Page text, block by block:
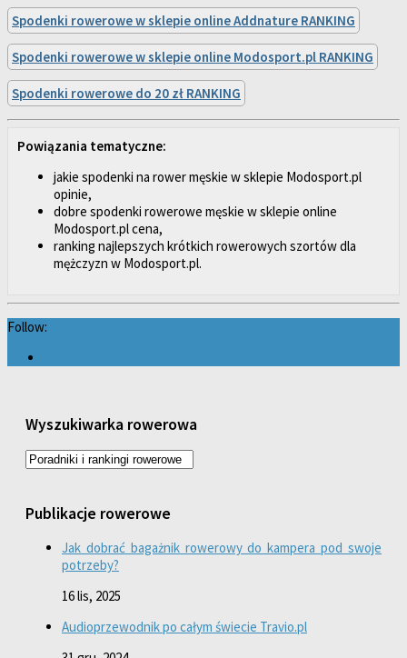
Spodenki rowerowe w sklepie online Addnature RANKING
Spodenki rowerowe w sklepie online Modosport.pl RANKING
Spodenki rowerowe do 20 zł RANKING
Powiązania tematyczne:
jakie spodenki na rower męskie w sklepie Modosport.pl
opinie,
dobre spodenki rowerowe męskie w sklepie online
Modosport.pl cena,
ranking najlepszych krótkich rowerowych szortów dla
mężczyzn w Modosport.pl.
Follow:
Wyszukiwarka rowerowa
Publikacje rowerowe
Jak dobrać bagażnik rowerowy do kampera pod swoje
potrzeby?
16 lis, 2025
Audioprzewodnik po całym świecie Travio.pl